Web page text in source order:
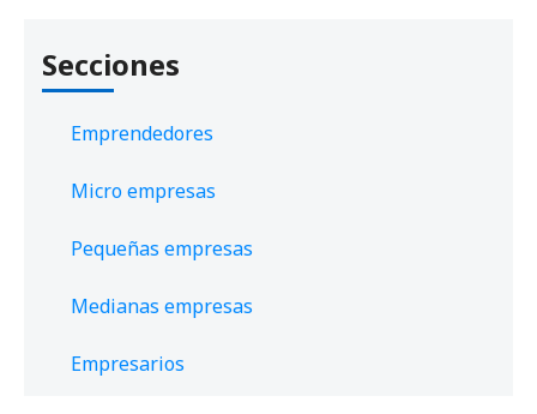
Secciones
Emprendedores
Micro empresas
Pequeñas empresas
Medianas empresas
Empresarios